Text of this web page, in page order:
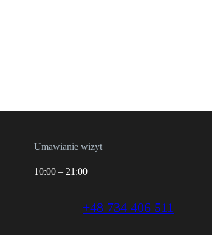
Umawianie wizyt
10:00 – 21:00
+48 734 406 511